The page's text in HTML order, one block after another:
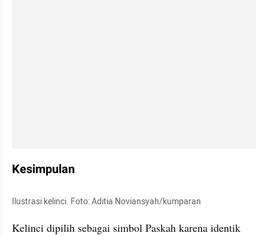
Kesimpulan
Ilustrasi kelinci. Foto: Aditia Noviansyah/kumparan
Kelinci dipilih sebagai simbol Paskah karena identik